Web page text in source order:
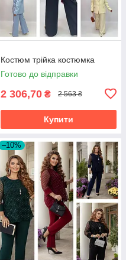
Костюм трійка костюмка
Готово до відправки
2 306,70 ₴ 2 563 ₴
Купити
–10%